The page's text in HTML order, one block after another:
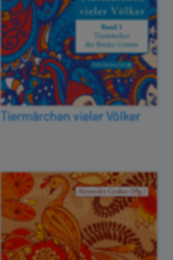
Tiermärchen vieler Völker